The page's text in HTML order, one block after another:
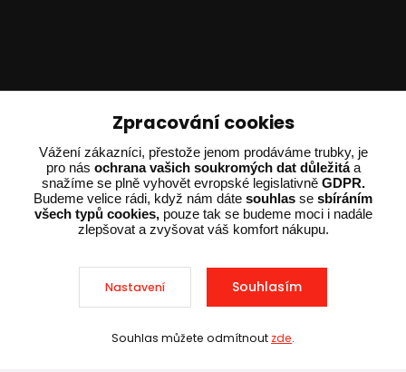
Sleva při nákupu nad 10 000 Kč
Ing. Adam Dvořák
+420 602 234 254
(Po-Pá 8:00 - 15:00)
potrebujiporadit@dvorak-karlik.cz
2025 © Dvorak-Karlik.cz – Všechna práva vyhrazena. Design od
Zpracování cookies
Vážení zákazníci, přestože jenom prodáváme trubky, je
pro nás ochrana vašich soukromých dat důležitáa
snažíme se plně vyhovět evropské legislativně GDPR.
Budeme velice rádi, když nám dáte souhlas se sbíráním
všech typů cookies,pouze tak se budeme moci i nadále
zlepšovat a zvyšovat váš komfort nákupu.
Nastavení Souhlasím
Souhlas můžete odmítnout zde.